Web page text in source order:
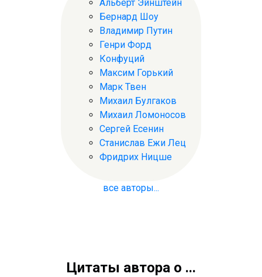
Альберт Эйнштейн
Бернард Шоу
Владимир Путин
Генри Форд
Конфуций
Максим Горький
Марк Твен
Михаил Булгаков
Михаил Ломоносов
Сергей Есенин
Станислав Ежи Лец
Фридрих Ницше
все авторы...
Цитаты автора о ...